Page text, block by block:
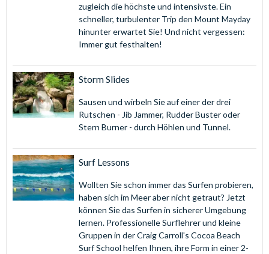
zugleich die höchste und intensivste. Ein
schneller, turbulenter Trip den Mount Mayday
hinunter erwartet Sie! Und nicht vergessen:
Immer gut festhalten!
Storm Slides
Sausen und wirbeln Sie auf einer der drei
Rutschen - Jib Jammer, Rudder Buster oder
Stern Burner - durch Höhlen und Tunnel.
Surf Lessons
Wollten Sie schon immer das Surfen probieren,
haben sich im Meer aber nicht getraut? Jetzt
können Sie das Surfen in sicherer Umgebung
lernen. Professionelle Surflehrer und kleine
Gruppen in der Craig Carroll's Cocoa Beach
Surf School helfen Ihnen, ihre Form in einer 2-